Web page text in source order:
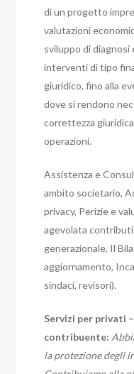
di un progetto
valutazioni
sviluppo di
interventi di tipo
giuridico, fino alla
dove si rendono
correttezza
operazioni.
Assistenza e
ambito societario,
privacy, Perizie e
agevolata contributi
generazionale, Il
aggiornamento,
sindaci, revisori).
Servizi per privati
contribuente:
la protezione degli